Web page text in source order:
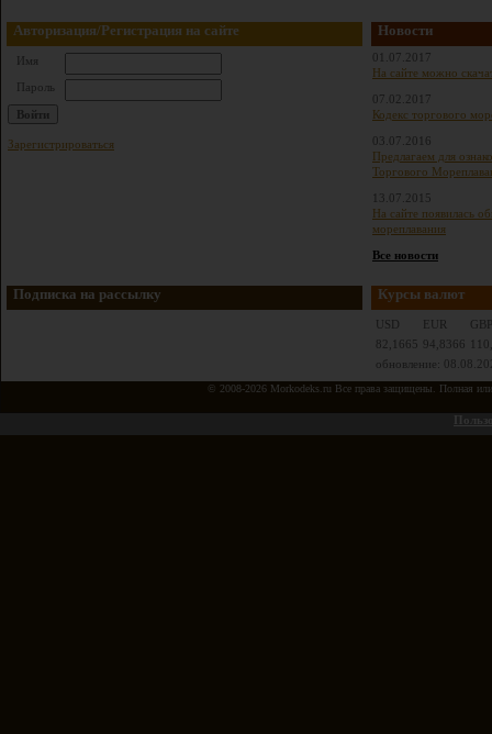
Авторизация/Регистрация на сайте
Имя
Пароль
Зарегистрироваться
Новости
01.07.2017
На сайте можно
07.02.2017
Кодекс торгового
03.07.2016
Предлагаем для
Торгового
13.07.2015
На сайте появилась
мореплавания
Все новости
Подписка на рассылку Курсы валют
USD EUR
GBP
82,1665
94,8366
обновление:
© 2008-2026 Morkodeks.ru Все права защищены. Полная или